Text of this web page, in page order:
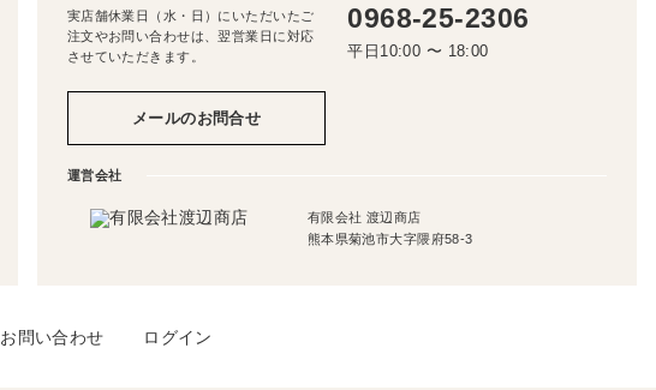
実店舗休業日（水・日）にいただいたご
注文やお問い合わせは、翌営業日に対応
させていただきます。
0968-25-2306
平日10:00 〜 18:00
メールのお問合せ
運営会社
有限会社 渡辺商店
熊本県菊池市大字隈府58-3
お問い合わせ ログイン